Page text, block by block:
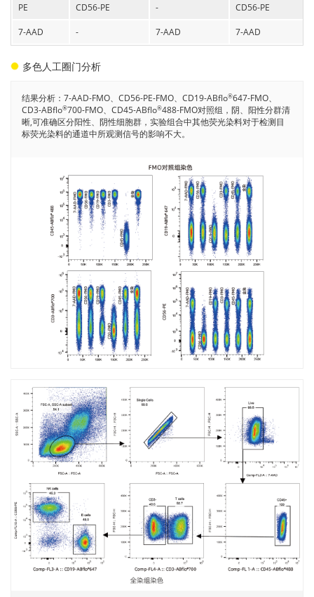
PE CD56-PE - CD56-PE
7-AAD - 7-AAD 7-AAD
多色人工圈门分析
结果分析：7-AAD-FMO、CD56-PE-FMO、CD19-ABflo®647-FMO、
CD3-ABflo®700-FMO、CD45-ABflo®488-FMO对照组，阴、阳性分群清
晰,可准确区分阳性、阴性细胞群，实验组合中其他荧光染料对于检测目
标荧光染料的通道中所观测信号的影响不大。